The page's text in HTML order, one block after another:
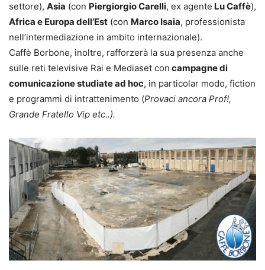
settore), Asia (con Piergiorgio Carelli, ex agente Lu Caffè),
Africa e Europa dell’Est (con Marco Isaia, professionista
nell’intermediazione in ambito internazionale).
Caffè Borbone, inoltre, rafforzerà la sua presenza anche
sulle reti televisive Rai e Mediaset con campagne di
comunicazione studiate ad hoc, in particolar modo, fiction
e programmi di intrattenimento (Provaci ancora Prof!,
Grande Fratello Vip etc..).